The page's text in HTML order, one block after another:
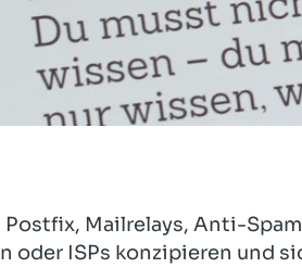
Mailrelays, Anti-
oder ISPs konzipieren und